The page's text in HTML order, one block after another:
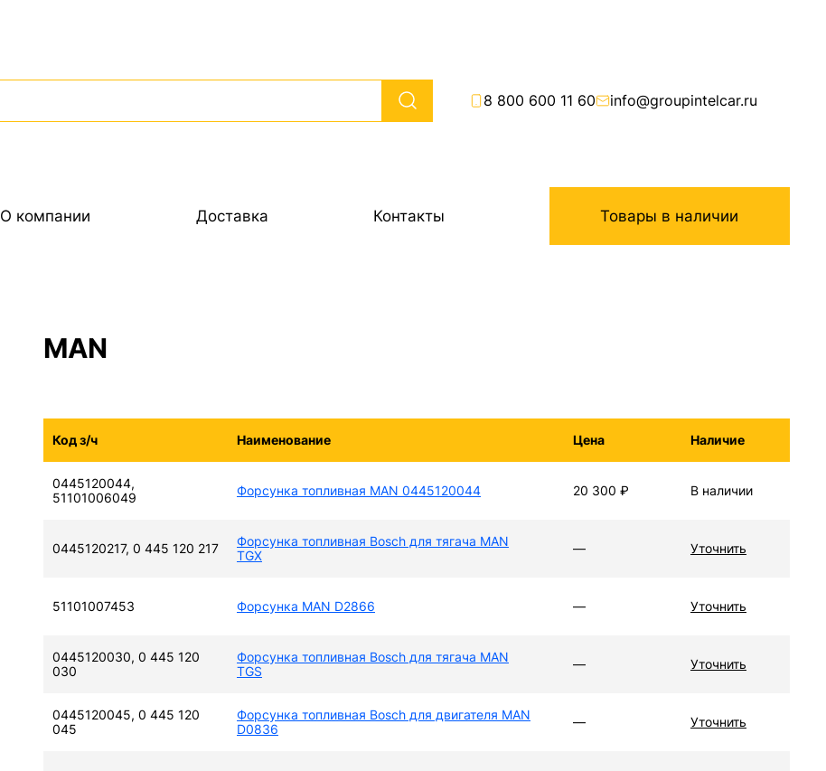
8 800 600 11 60 info@groupintelcar.ru
О компании Доставка Контакты Товары в наличии
MAN
Код з/ч Наименование Цена Наличие
0445120044,
51101006049
Форсунка топливная MAN 0445120044 20 300 ₽ В наличии
0445120217, 0 445 120 217
Форсунка топливная Bosch для тягача MAN
TGX
— Уточнить
51101007453 Форсунка MAN D2866 — Уточнить
0445120030, 0 445 120
030
Форсунка топливная Bosch для тягача MAN
TGS
— Уточнить
0445120045, 0 445 120
045
Форсунка топливная Bosch для двигателя MAN
D0836
— Уточнить